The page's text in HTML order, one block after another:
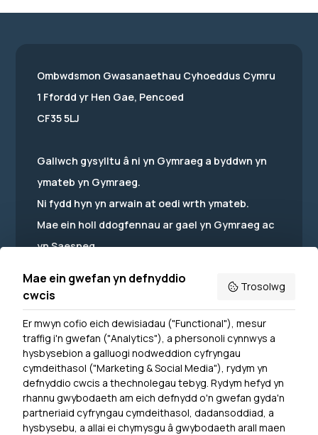
Dewislen Troedyn
Newyddion
Ymuno â ni
Hygyrchedd
Ombwdsmon Gwasanaethau Cyhoeddus Cymru
1 Ffordd yr Hen Gae, Pencoed
CF35 5LJ
Gallwch gysylltu â ni yn Gymraeg a byddwn yn
ymateb yn Gymraeg.
Ni fydd hyn yn arwain at oedi wrth ymateb.
Mae ein holl ddogfennau ar gael yn Gymraeg ac
yn Saesneg.
Powered by Translate
Mae ein gwefan yn defnyddio
cwcis
Trosolwg
Er mwyn cofio eich dewisiadau ("Functional"), mesur
traffig i'n gwefan ("Analytics"), a phersonoli cynnwys a
hysbysebion a galluogi nodweddion cyfryngau
cymdeithasol ("Marketing & Social Media"), rydym yn
defnyddio cwcis a thechnolegau tebyg. Rydym hefyd yn
rhannu gwybodaeth am eich defnydd o'n gwefan gyda'n
partneriaid cyfryngau cymdeithasol, dadansoddiad, a
hysbysebu, a allai ei chymysgu â gwybodaeth arall maen